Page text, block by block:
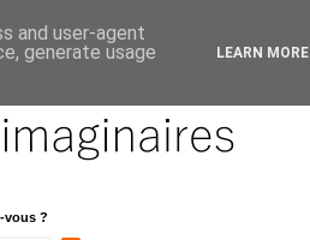
vous ?
and user-agent
generate usage
LEARN MORE